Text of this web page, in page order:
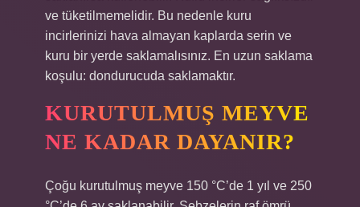
ve tüketilmemelidir. Bu nedenle kuru
incirlerinizi hava almayan kaplarda serin ve
kuru bir yerde saklamalısınız. En uzun saklama
koşulu: dondurucuda saklamaktır.
KURUTULMUŞ MEYVE
NE KADAR DAYANIR?
Çoğu kurutulmuş meyve 150 °C’de 1 yıl ve 250